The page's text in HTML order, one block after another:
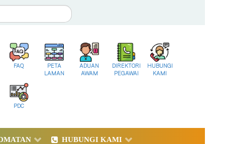
FAQ
PETA
LAMAN
ADUAN
AWAM
DIREKTORI
PEGAWAI
HUBUNGI
KAMI
PDC
HUBUNGI KAMI